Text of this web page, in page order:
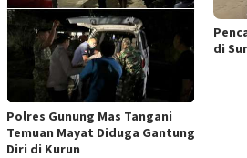
Polres Gunung Mas Tangani
Temuan Mayat Diduga Gantung
Diri di Kurun
di